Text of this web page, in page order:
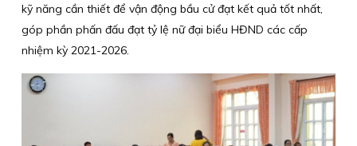
kỹ năng cần thiết để vận động bầu cử đạt kết quả tốt nhất,
góp phần phấn đấu đạt tỷ lệ nữ đại biểu HĐND các cấp
nhiệm kỳ 2021-2026.